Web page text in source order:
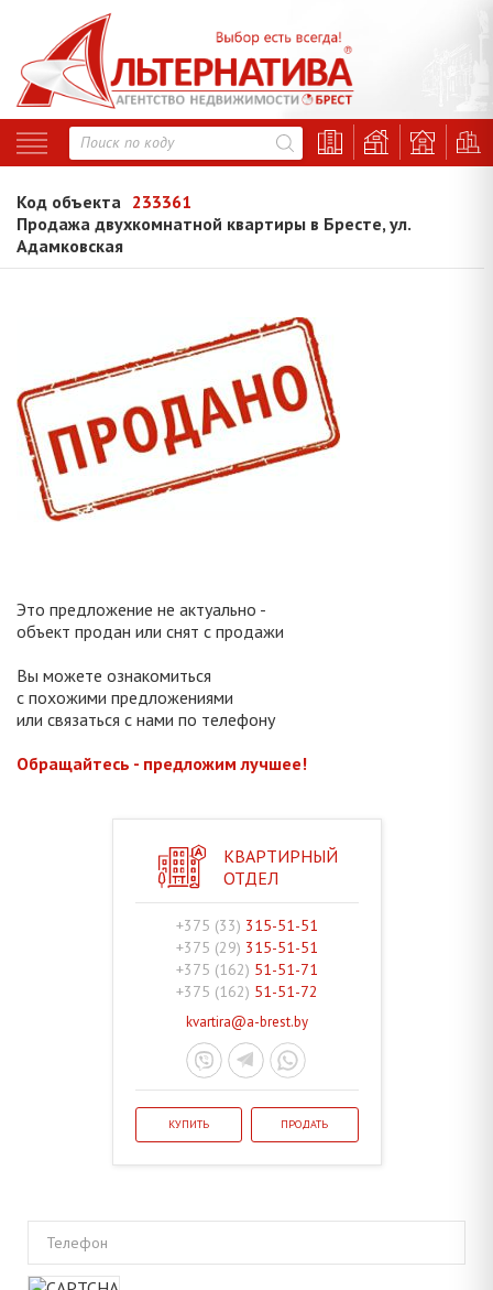
Код объекта 233361
Продажа двухкомнатной квартиры в Бресте, ул.
Адамковская
Это предложение не актуально -
объект продан или снят с продажи
Вы можете ознакомиться
с похожими предложениями
или связаться с нами по телефону
Обращайтесь - предложим лучшее!
КВАРТИРНЫЙ
ОТДЕЛ
+375 (33) 315-51-51
+375 (29) 315-51-51
+375 (162) 51-51-71
+375 (162) 51-51-72
kvartira@a-brest.by
КУПИТЬ ПРОДАТЬ
Телефон